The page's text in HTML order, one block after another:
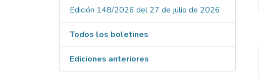
Edición 148/2026 del 27 de julio de 2026
Todos los boletines
Ediciones anteriores